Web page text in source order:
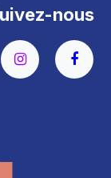
nous